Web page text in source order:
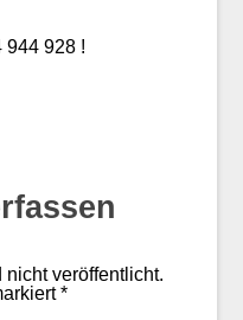
944 928 !
veröffentlicht.
*